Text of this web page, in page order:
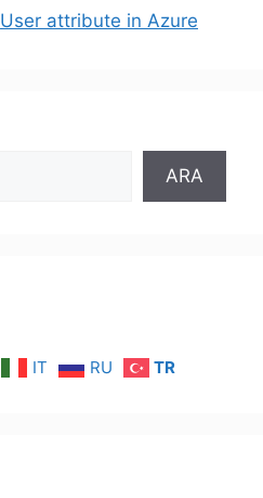
User attribute in Azure
ARA
IT RU TR